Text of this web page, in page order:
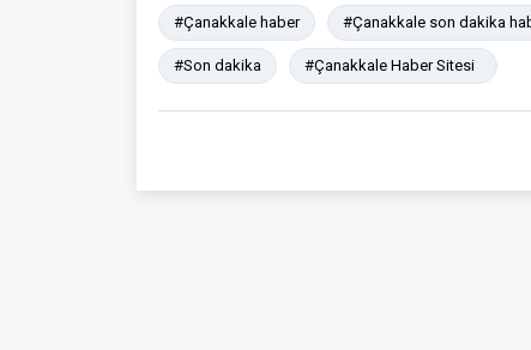
#Çanakkale haber #Çanakkale son dakika
#Son dakika #Çanakkale Haber Sitesi